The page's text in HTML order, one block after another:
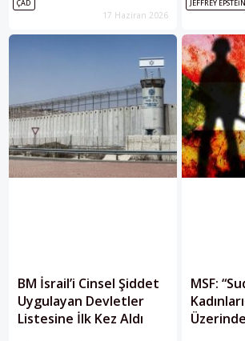
soruşturulduğunu ve 18 personelin
işten çıkarılarak kurumda yeniden
ÇAD
17 Haziran 2026
mağdur
model
üzerinden
uzandığını
JEFFREY EPSTEIN
BM İsrail’i Cinsel Şiddet
Uygulayan Devletler
Listesine İlk Kez Aldı
MSF: